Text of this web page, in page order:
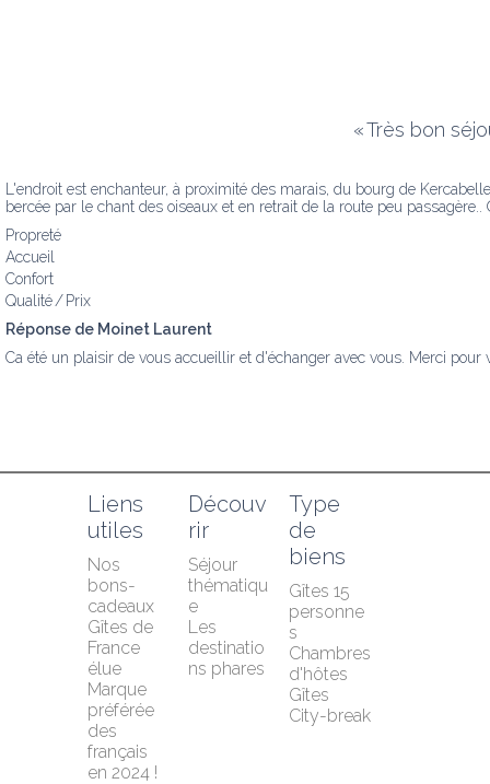
«Très bon
L'endroit est enchanteur, à proximité des marais, du bourg de
bercée par le chant des oiseaux et en retrait de la route peu
Propreté
Accueil
Confort
Qualité / Prix
Réponse de Moinet Laurent
Ca été un plaisir de vous accueillir et d'échanger avec vous. Merci pour
Liens
utiles
Nos
bons-
cadeaux
Gîtes de
France
élue
Marque
préférée
des
français
en 2024 !
Découv
rir
Séjour
thématiqu
e
Les
destinatio
ns phares
Type
de
biens
Gîtes 15
personne
s
Chambres
d'hôtes
Gîtes
City-break